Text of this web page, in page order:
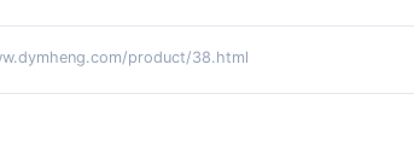
product/38.html